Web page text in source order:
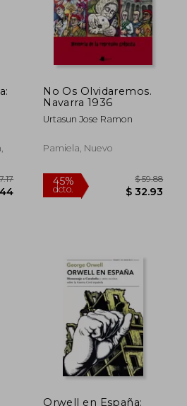
45%
dcto.
45%
No Os Olvidaremos.
Navarra 1936
Urtasun Jose Ramon
Pamiela, Nuevo
Orwell en España: